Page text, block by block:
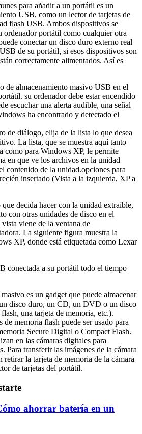
para añadir a un portátil es un
USB, como un lector de tarjetas de
flash USB. Ambos dispositivos se
ordenador portátil como cualquier otra
conectar un disco duro externo real
de su portátil, si esos dispositivos son
correctamente alimentados. Así es
de almacenamiento masivo USB en el
su ordenador debe estar encendido
escuchar una alerta audible, una señal
ha encontrado y detectado el
de diálogo, elija de la lista lo que desea
La lista, que se muestra aquí tanto
como para Windows XP, le permite
en que ve los archivos en la unidad
contenido de la unidad.opciones para
insertado (Vista a la izquierda, XP a
decida hacer con la unidad extraíble,
con otras unidades de disco en el
viene de la ventana de
La siguiente figura muestra la
XP, donde está etiquetada como Lexar
conectada a su portátil todo el tiempo
es un gadget que puede almacenar
disco duro, un CD, un DVD o un disco
una tarjeta de memoria, etc.).
de memoria flash puede ser usado para
Secure Digital o Compact Flash.
en las cámaras digitales para
Para transferir las imágenes de la cámara
retirar la tarjeta de memoria de la cámara
de tarjetas del portátil.
ahorrar batería en un